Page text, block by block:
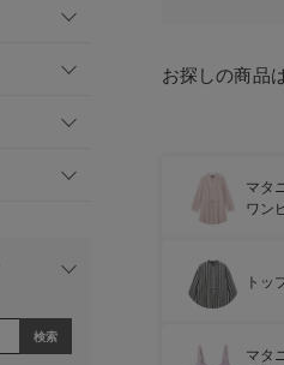
お探しの商品
マタ
ワン
トッ
マタ